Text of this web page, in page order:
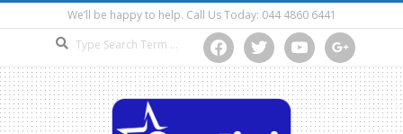
to
We’ll be happy to help. Call Us Today: 044 4860 6441
facebooktwitter youtube google